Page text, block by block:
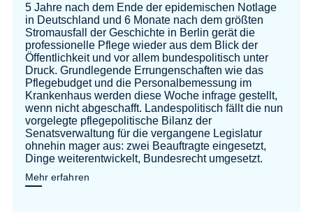
5 Jahre nach dem Ende der epidemischen Notlage
in Deutschland und 6 Monate nach dem größten
Stromausfall der Geschichte in Berlin gerät die
professionelle Pflege wieder aus dem Blick der
Öffentlichkeit und vor allem bundespolitisch unter
Druck. Grundlegende Errungenschaften wie das
Pflegebudget und die Personalbemessung im
Krankenhaus werden diese Woche infrage gestellt,
wenn nicht abgeschafft. Landespolitisch fällt die nun
vorgelegte pflegepolitische Bilanz der
Senatsverwaltung für die vergangene Legislatur
ohnehin mager aus: zwei Beauftragte eingesetzt,
Dinge weiterentwickelt, Bundesrecht umgesetzt.
Mehr erfahren